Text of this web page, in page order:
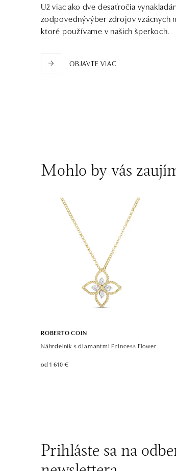
Už viac ako dve desaťročia
zodpovednývýber zdrojov vzácnych
ktoré používame v našich šperkoch.
OBJAVTE VIAC
Mohlo by vás
ROBERTO COIN
Náhrdelník s diamantmi Princess Flower
od 1 610 €
Prihláste sa na